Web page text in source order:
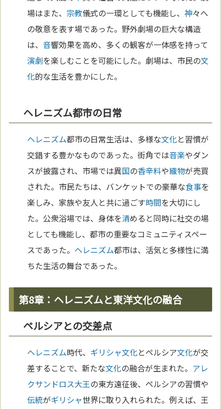
場はまた、 宗教儀式の一環としても機能し、神々へ
の敬意を表す場であった。野外劇場の巨大な構造
は、音響効果を高め、多くの観客が一体感を持って
演劇を楽しむことを可能にした。劇場は、市民の文
化的な生活を豊かにした。
ヘレニズム都市の日常
ヘレニズム都市の日常生活は、多様な文化と習慣が
交錯する豊かなものであった。街角では音楽やダン
スが披露され、市場では異国の香辛料や織物が売買
された。市民たちは、バンケットでの豪華な食事を
楽しみ、家族や友人と共に過ごす時間を大切にし
た。公衆浴場では、身体を清めると同時に社交の場
としても機能し、都市の重要なコミュニティスペー
スであった。 ヘレニズム都市は、活気と多様性に満
ちた生活の舞台であった。
第8章：ヘレニズムと東洋文化の融合
ペルシアとの交差点
ヘレニズム時代、 ギリシャ文化とペルシア文化が交
差することで、新たな文化の融合が生まれた。 アレ
クサンドロス大王の東方遠征後、ペルシアの習慣や
伝統がギリシャ世界に取り入れられた。例えば、王